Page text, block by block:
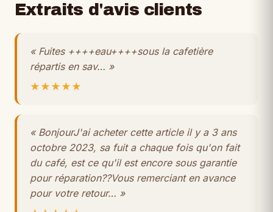
Extraits d'avis clients
« Fuites ++++eau++++sous la cafetière
répartis en sav… »
★★★★★
« BonjourJ'ai acheter cette article il y a 3 ans
octobre 2023, sa fuit a chaque fois qu'on fait
du café, est ce qu'il est encore sous garantie
pour réparation??Vous remerciant en avance
pour votre retour… »